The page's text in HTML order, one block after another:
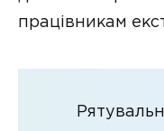
працівникам